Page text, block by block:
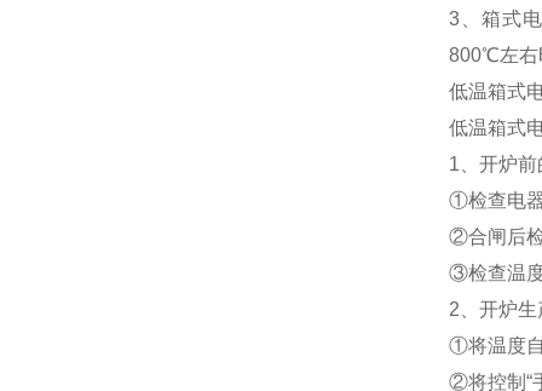
3、箱式
800℃左右
低温箱式
低温箱式
1、开炉
①检查电
②合闸后
③检查温
2、开炉生
①将温度
②将控制“